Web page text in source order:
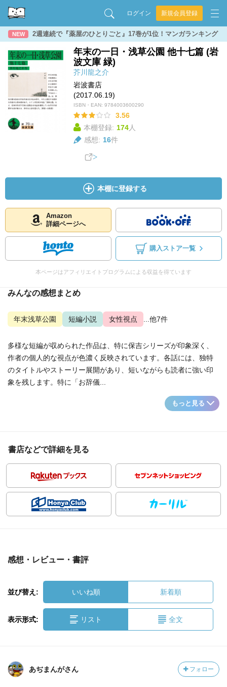
ログイン 新規会員登録
NEW 2週連続で『薬屋のひとりごと』17巻が1位！マンガランキング
年末の一日・浅草公園 他十七篇 (岩
波文庫 緑)
芥川龍之介
岩波書店
(2017.06.19)
ISBN・EAN: 9784003600290
3.56
本棚登録: 174人
感想: 16件
本棚に登録する
Amazon
詳細ページへ
購入ストア一覧
本ページはアフィリエイトプログラムによる収益を得ています
みんなの感想まとめ
年末浅草公園 短編小説 女性視点 ...他7件
多様な短編が収められた作品は、特に保吉シリーズが印象深く、
作者の個人的な視点が色濃く反映されています。各話には、独特
のタイトルやストーリー展開があり、短いながらも読者に強い印
象を残します。特に「お辞儀...
もっと見る
書店などで詳細を見る
感想・レビュー・書評
並び替え: いいね順 新着順
表示形式: リスト 全文
あぢまんがさん フォロー